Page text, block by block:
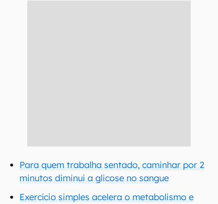
Para quem trabalha sentado, caminhar por 2
minutos diminui a glicose no sangue
Exercício simples acelera o metabolismo e